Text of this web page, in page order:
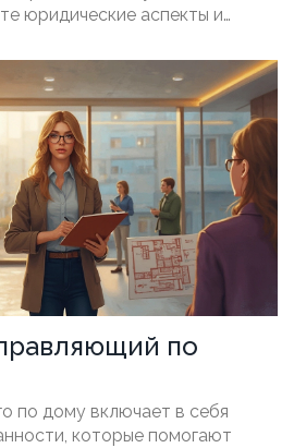
юридические аспекты и
компании, чтобы сделать
рассмотрим все шаги и
по
по дому включает в себя
которые помогают